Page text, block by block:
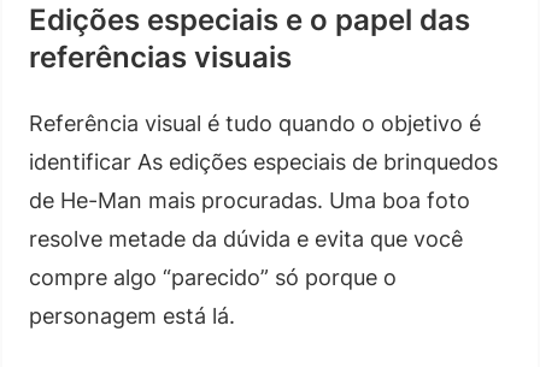
Edições especiais e o papel das
referências visuais
Referência visual é tudo quando o objetivo é
identificar As edições especiais de brinquedos
de He-Man mais procuradas. Uma boa foto
resolve metade da dúvida e evita que você
compre algo “parecido” só porque o
personagem está lá.